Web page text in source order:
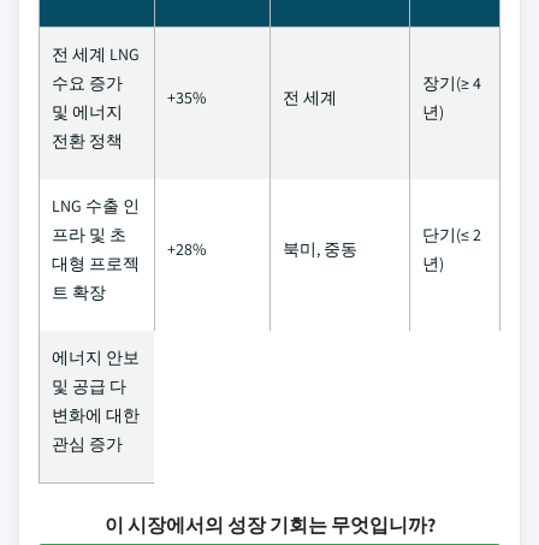
전 세계 LNG
수요 증가
및 에너지
전환 정책
+35% 전 세계
장기(≥ 4
년)
LNG 수출 인
프라 및 초
대형 프로젝
트 확장
+28% 북미, 중동
단기(≤ 2
년)
에너지 안보
및 공급 다
변화에 대한
관심 증가
이 시장에서의 성장 기회는 무엇입니까?